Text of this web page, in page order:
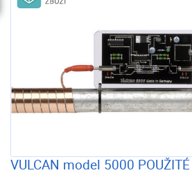
VULCAN model 5000 POUŽITÉ